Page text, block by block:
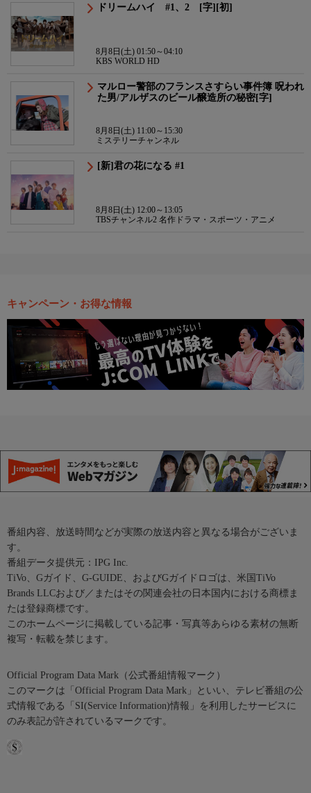
ドリームハイ #1、2 [字][初]
8月8日(土) 01:50～04:10
KBS WORLD HD
マルロー警部のフランスさすらい事件簿 呪われ
た男/アルザスのビール醸造所の秘密[字]
8月8日(土) 11:00～15:30
ミステリーチャンネル
[新]君の花になる #1
8月8日(土) 12:00～13:05
TBSチャンネル2 名作ドラマ・スポーツ・アニメ
キャンペーン・お得な情報
番組内容、放送時間などが実際の放送内容と異なる場合がございま
す。
番組データ提供元：IPG Inc.
TiVo、Gガイド、G-GUIDE、およびGガイドロゴは、米国TiVo
Brands LLCおよび／またはその関連会社の日本国内における商標ま
たは登録商標です。
このホームページに掲載している記事・写真等あらゆる素材の無断
複写・転載を禁じます。
Official Program Data Mark（公式番組情報マーク）
このマークは「Official Program Data Mark」といい、テレビ番組の公
式情報である「SI(Service Information)情報」を利用したサービスに
のみ表記が許されているマークです。